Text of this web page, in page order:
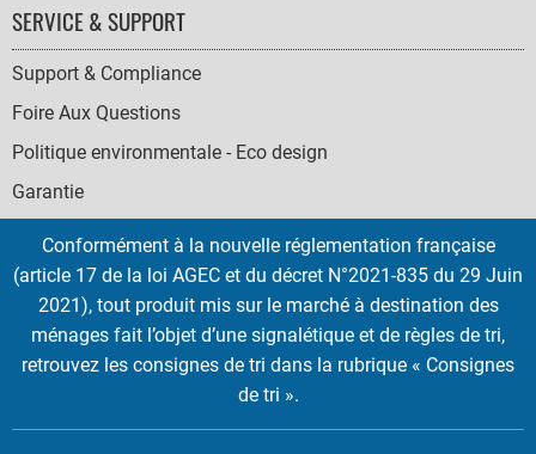
SERVICE & SUPPORT
Support & Compliance
Foire Aux Questions
Politique environmentale - Eco design
Garantie
SOCIAL
ICONS
Deutsch Italian
Conformément à la nouvelle réglementation française
(article 17 de la loi AGEC et du décret N°2021-835 du 29 Juin
2021), tout produit mis sur le marché à destination des
ménages fait l’objet d’une signalétique et de règles de tri,
retrouvez les consignes de tri dans la rubrique « Consignes
de tri ».